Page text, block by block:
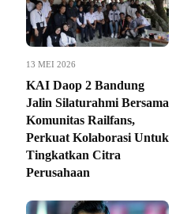
13 MEI 2026
KAI Daop 2 Bandung
Jalin Silaturahmi Bersama
Komunitas Railfans,
Perkuat Kolaborasi Untuk
Tingkatkan Citra
Perusahaan